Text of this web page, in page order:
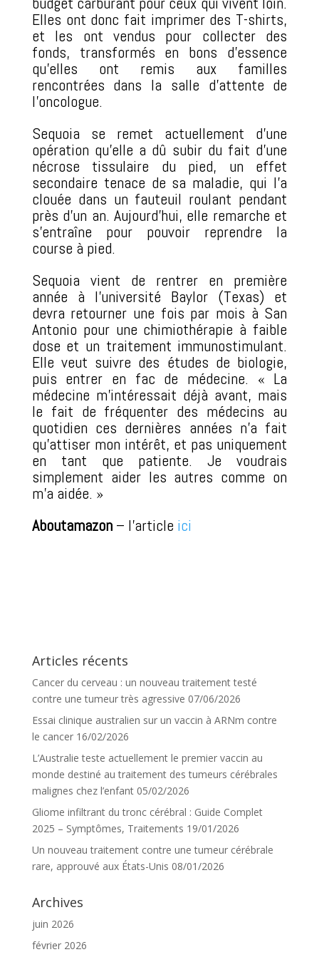
Elles ont donc fait imprimer des T-shirts,
et les ont vendus pour collecter des
fonds, transformés en bons d’essence
qu’elles ont remis aux familles
rencontrées dans la salle d’attente de
l’oncologue.
Sequoia se remet actuellement d’une
opération qu’elle a dû subir du fait d’une
nécrose tissulaire du pied, un effet
secondaire tenace de sa maladie, qui l’a
clouée dans un fauteuil roulant pendant
près d’un an. Aujourd’hui, elle remarche et
s’entraîne pour pouvoir reprendre la
course à pied.
Sequoia vient de rentrer en première
année à l’université Baylor (Texas) et
devra retourner une fois par mois à San
Antonio pour une chimiothérapie à faible
dose et un traitement immunostimulant.
Elle veut suivre des études de biologie,
puis entrer en fac de médecine. « La
médecine m’intéressait déjà avant, mais
le fait de fréquenter des médecins au
quotidien ces dernières années n’a fait
qu’attiser mon intérêt, et pas uniquement
en tant que patiente. Je voudrais
simplement aider les autres comme on
m’a aidée. »
Aboutamazon– l’article ici
Articles récents
Cancer du cerveau : un nouveau traitement testé
contre une tumeur très agressive 07/06/2026
Essai clinique australien sur un vaccin à ARNm contre
le cancer 16/02/2026
L’Australie teste actuellement le premier vaccin au
monde destiné au traitement des tumeurs cérébrales
malignes chez l’enfant 05/02/2026
Gliome infiltrant du tronc cérébral : Guide Complet
2025 – Symptômes, Traitements 19/01/2026
Un nouveau traitement contre une tumeur cérébrale
rare, approuvé aux États-Unis 08/01/2026
Archives
juin 2026
février 2026